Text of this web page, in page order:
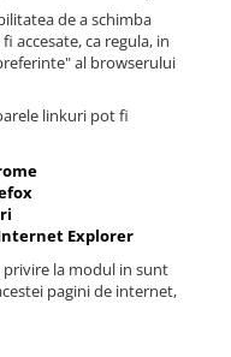
de a schimba
accesate, ca regula, in
al browserului
linkuri pot fi
Explorer
la modul in sunt
pagini de internet,